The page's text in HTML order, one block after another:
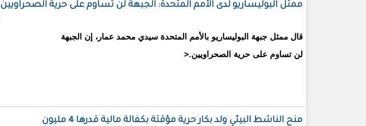
ممثل البوليساريو لدى الأمم المتحدة: الجبهة لن تساوم على حرية الصحراويين
قال ممثل جبهة البوليساريو بالأمم المتحدة سيدي محمد عمار، إن الجبهة
لن تساوم على حرية الصحراويين.<
منح الناشط البيئي ولد بكار حرية مؤقتة بكفالة مالية قدرها 4 مليون